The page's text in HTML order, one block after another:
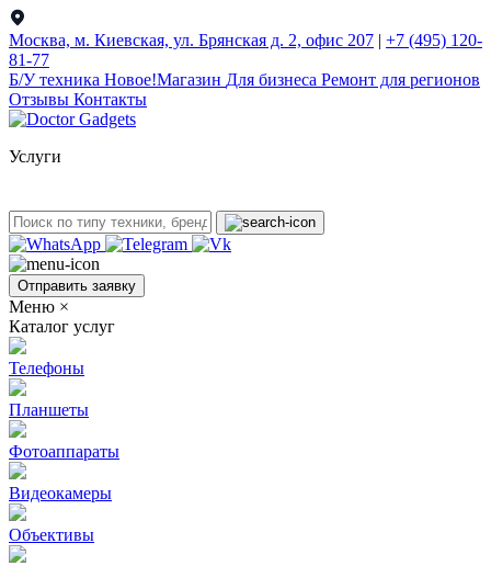
Москва, м. Киевская, ул. Брянская д. 2, офис 207 | +7 (495) 120-
81-77
Б/У техникa Новое!Магазин Для бизнеса Ремонт для регионов
Отзывы Контакты
Услуги
Отправить заявку
Меню ×
Каталог услуг
Телефоны
Планшеты
Фотоаппараты
Видеокамеры
Объективы